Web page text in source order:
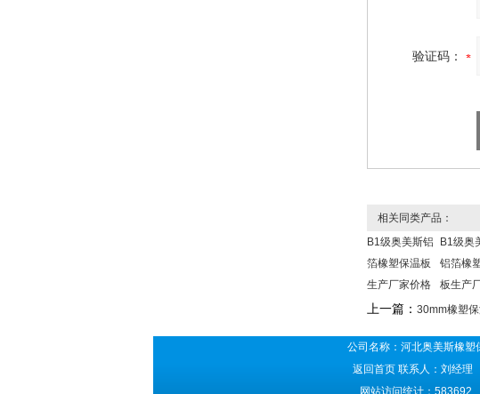
验证码：
相关同类产品：
B1级奥美斯铝
箔橡塑保温板
生产厂家价格
B1级奥
铝箔橡
板生产
上一篇： 30mm橡塑
公司名称：河北奥美斯橡
返回首页 联系人：刘经理
网站访问统计：583692